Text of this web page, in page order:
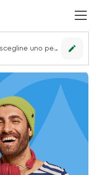
Nessun punto vendita impostato, scegline uno per vedere le offerte. edit